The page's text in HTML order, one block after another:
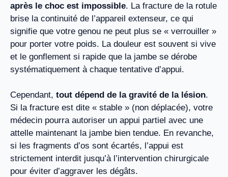
après le choc est impossible. La fracture de la rotule
brise la continuité de l’appareil extenseur, ce qui
signifie que votre genou ne peut plus se « verrouiller »
pour porter votre poids. La douleur est souvent si vive
et le gonflement si rapide que la jambe se dérobe
systématiquement à chaque tentative d’appui.
Cependant, tout dépend de la gravité de la lésion.
Si la fracture est dite « stable » (non déplacée), votre
médecin pourra autoriser un appui partiel avec une
attelle maintenant la jambe bien tendue. En revanche,
si les fragments d’os sont écartés, l’appui est
strictement interdit jusqu’à l’intervention chirurgicale
pour éviter d’aggraver les dégâts.